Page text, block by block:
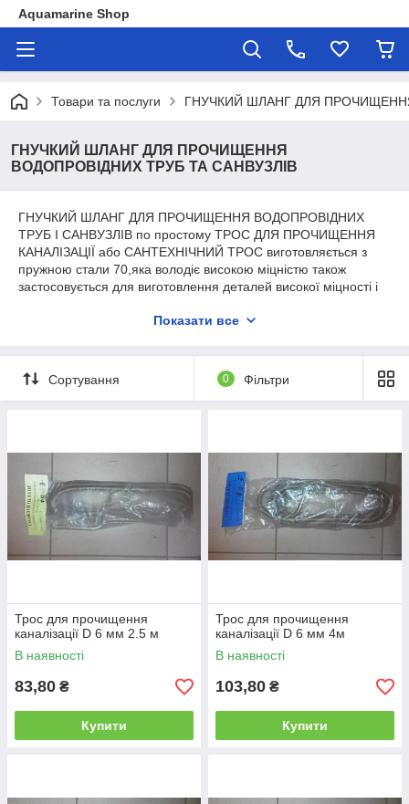
Aquamarine Shop
Товари та послуги ГНУЧКИЙ ШЛАНГ ДЛЯ
ГНУЧКИЙ ШЛАНГ ДЛЯ ПРОЧИЩЕННЯ
ВОДОПРОВІДНИХ ТРУБ ТА САНВУЗЛІВ
ГНУЧКИЙ ШЛАНГ ДЛЯ ПРОЧИЩЕННЯ ВОДОПРОВІДНИХ
ТРУБ І САНВУЗЛІВ по простому ТРОС ДЛЯ ПРОЧИЩЕННЯ
КАНАЛІЗАЦІЇ або САНТЕХНІЧНИЙ ТРОС виготовляється з
пружною стали 70,яка володіє високою міцністю також
застосовується для виготовлення деталей високої міцності і
витримують великі навантаження.
применение-это прочистка различных видов труб
водопровода,отопления,канализации и.т.д от
трубах.Изготавливается трос разной длины от 3метров до
8мм,10мм,12мм,но производство этим не ограничевается и
под заказ потребителя можно приобрести трос до 100метров
в длину.Вы всегда можете приобрести сантехнический трос в
нашем интернет магазине Aquamarine-shop за вигідними для
Вас цінами.
Показати все
Сортування 0 Фільтри
Трос для прочищення
каналізації D 6 мм 2.5 м
В наявності
83,80 ₴
Купити
Трос для прочищення
каналізації D 6 мм 4м
В наявності
103,80 ₴
Купити